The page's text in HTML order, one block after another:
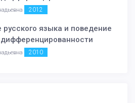
2012
русского языка и поведение
2010